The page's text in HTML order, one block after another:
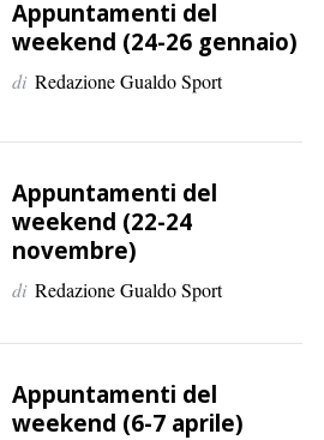
Appuntamenti del
weekend (24-26 gennaio)
di Redazione Gualdo Sport
Appuntamenti del
weekend (22-24
novembre)
di Redazione Gualdo Sport
Appuntamenti del
weekend (6-7 aprile)